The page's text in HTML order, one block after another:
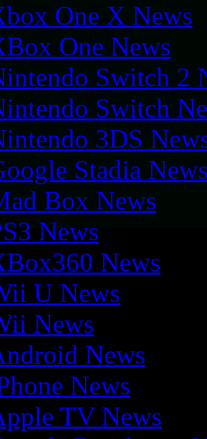
One X News
One News
Switch 2
Switch
3DS
Stadia
Box News
News
News
U News
News
News
News
TV News